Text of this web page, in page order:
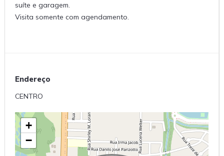
suíte e garagem.
Visita somente com agendamento.
Endereço
CENTRO
+
−